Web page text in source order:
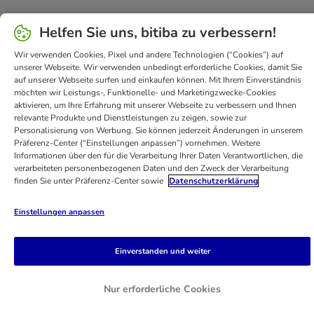
Sicherheit
Kontakt AGB DSA Datenschutz
Opt-out
Impressum
Versandkosten und Lieferzeit
Zahlungsarten
Vertrag widerrufen
Entsorgungs- und Umweltbestimmungen
Erklärung zur Barrierefreiheit
Helfen Sie uns, bitiba zu verbessern!
Wir verwenden Cookies, Pixel und andere Technologien (“Cookies”) auf
unserer Webseite. Wir verwenden unbedingt erforderliche Cookies, damit Sie
auf unserer Webseite surfen und einkaufen können. Mit Ihrem Einverständnis
möchten wir Leistungs-, Funktionelle- und Marketingzwecke-Cookies
aktivieren, um Ihre Erfahrung mit unserer Webseite zu verbessern und Ihnen
relevante Produkte und Dienstleistungen zu zeigen, sowie zur
Personalisierung von Werbung. Sie können jederzeit Änderungen in unserem
Präferenz-Center (“Einstellungen anpassen”) vornehmen. Weitere
Informationen über den für die Verarbeitung Ihrer Daten Verantwortlichen, die
verarbeiteten personenbezogenen Daten und den Zweck der Verarbeitung
finden Sie unter Präferenz-Center sowie Datenschutzerklärung
Einstellungen anpassen
Nur erforderliche Cookies
Einverstanden und weiter